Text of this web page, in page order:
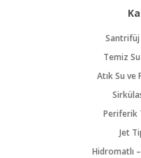
Santrifüj
Temiz
Atık Su ve
Periferik
Jet
Hidromatlı